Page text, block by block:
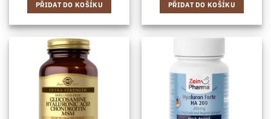
PŘIDAT DO KOŠÍKU PŘIDAT DO KOŠÍKU